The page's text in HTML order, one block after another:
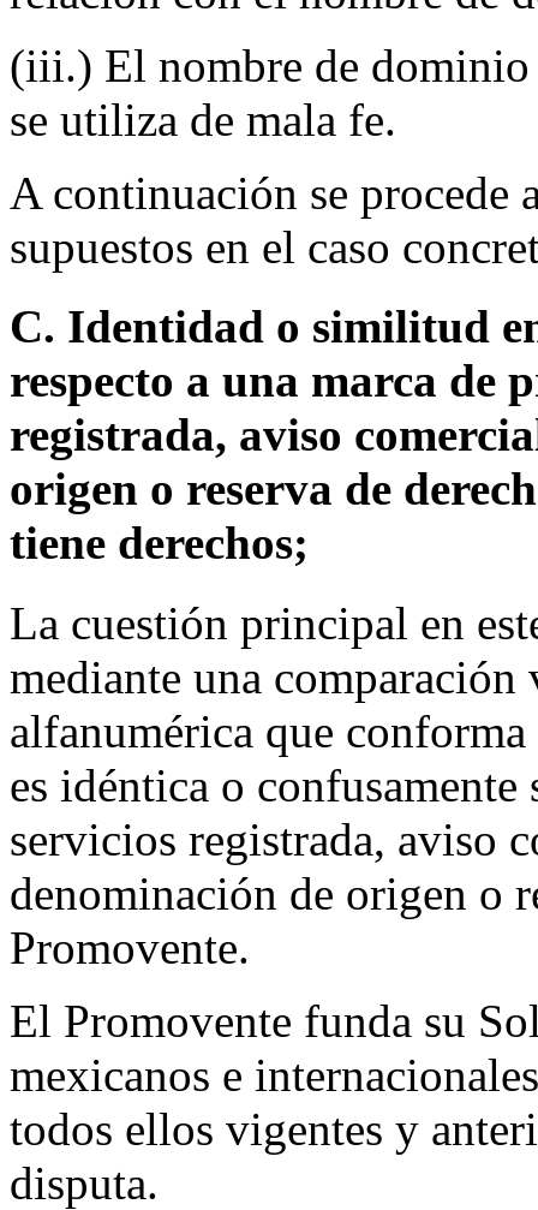
(iii.) El nombre de dominio
se utiliza de mala fe.
A continuación se procede
supuestos en el caso
C. Identidad o similitud
respecto a una marca de
registrada, aviso
origen o reserva de
tiene derechos;
La cuestión principal en
mediante una
alfanumérica que
es idéntica o
servicios registrada, aviso
denominación de origen o
Promovente.
El Promovente funda su
mexicanos e
todos ellos vigentes y
disputa.